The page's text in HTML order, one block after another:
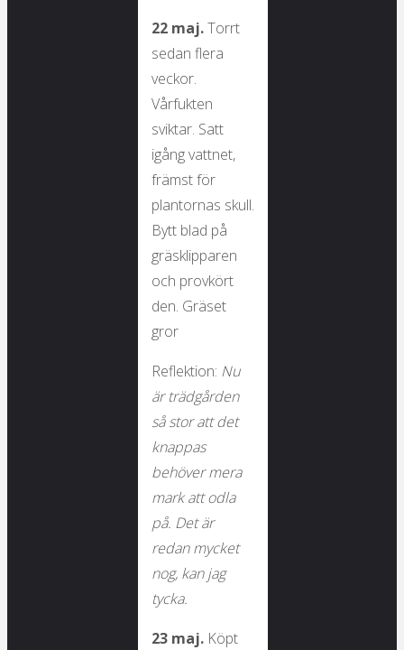
22 maj.Torrt
sedan flera
veckor.
Vårfukten
sviktar. Satt
igång vattnet,
främst för
plantornas skull.
Bytt blad på
gräsklipparen
och provkört
den. Gräset
gror
Reflektion: Nu
är trädgården
så stor att det
knappas
behöver mera
mark att odla
på. Det är
redan mycket
nog, kan jag
tycka.
23 maj.Köpt